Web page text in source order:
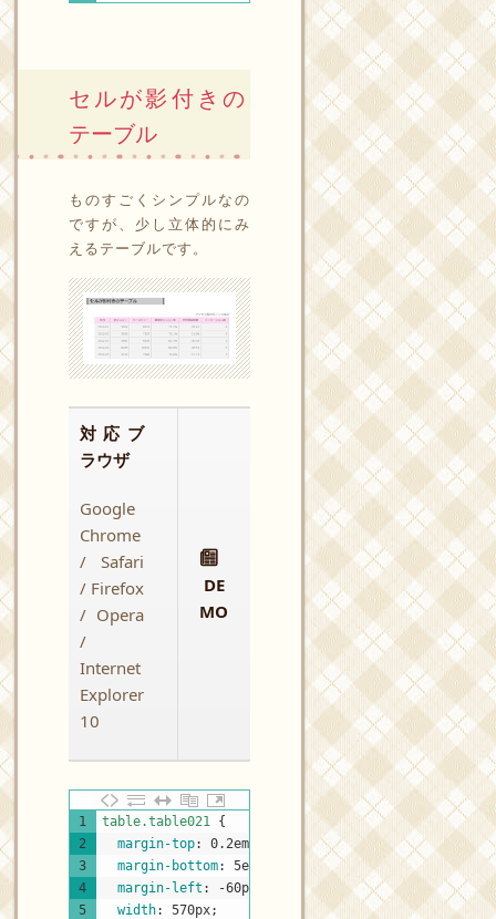
セルが影付きの
テーブル
ものすごくシンプルなの
ですが、少し立体的にみ
えるテーブルです。
対応ブ
ラウザ
Google
Chrome
/ Safari
/ Firefox
/ Opera
/
Internet
Explorer
10
DE
MO
CSS
1
2
3
4
5
table.table021 {
margin-top: 0.2em;
margin-bottom: 5em
margin-left : -60px
width: 570px;